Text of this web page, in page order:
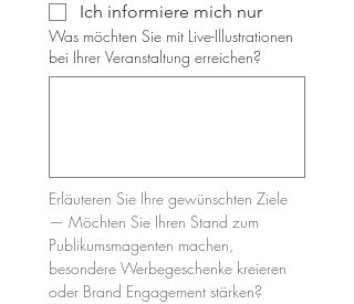
Ich informiere mich nur
Was möchten Sie mit Live-Illustrationen
bei Ihrer Veranstaltung erreichen?
Erläuteren Sie Ihre gewünschten Ziele
— Möchten Sie Ihren Stand zum
Publikumsmagenten machen,
besondere Werbegeschenke kreieren
oder Brand Engagement stärken?